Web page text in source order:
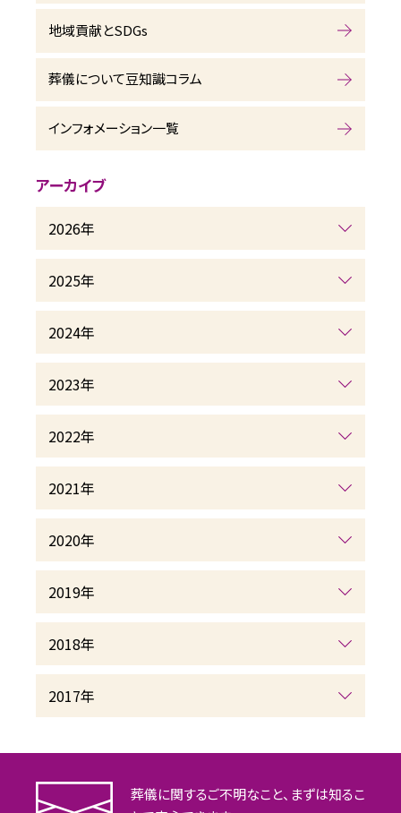
地域貢献とSDGs
葬儀について豆知識コラム
インフォメーション一覧
アーカイブ
2026年
2025年
2024年
2023年
2022年
2021年
2020年
2019年
2018年
2017年
葬儀に関するご不明なこと、まずは知るこ